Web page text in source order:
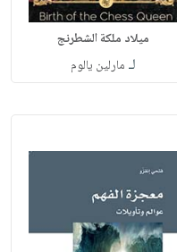
ميلاد ملكة الشطرنج
لـ مارلين يالوم